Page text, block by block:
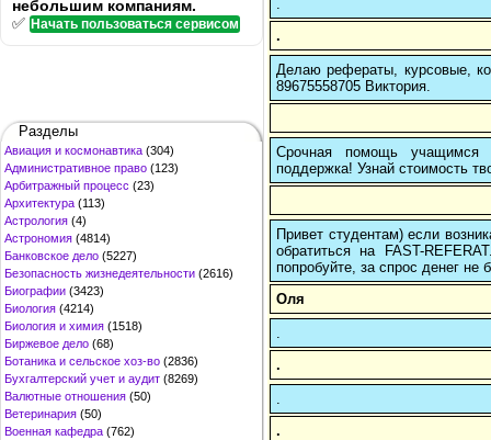
небольшим компаниям.
✅ Начать пользоваться сервисом
Разделы
Авиация и космонавтика (304)
Административное право (123)
Арбитражный процесс (23)
Архитектура (113)
Астрология (4)
Астрономия (4814)
Банковское дело (5227)
Безопасность жизнедеятельности (2616)
Биографии (3423)
Биология (4214)
Биология и химия (1518)
Биржевое дело (68)
Ботаника и сельское хоз-во (2836)
Бухгалтерский учет и аудит (8269)
Валютные отношения (50)
Ветеринария (50)
Военная кафедра (762)
.
Делаю рефераты, курсовые,
89675558705 Виктория.
Срочная помощь учащимся в
поддержка! Узнай стоимость
Привет студентам) если
обратиться на FAST-
попробуйте, за спрос денег не
Оля
.
.